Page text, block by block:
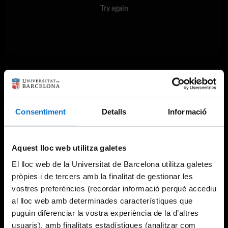
Consentiment Detalls Informació
Aquest lloc web utilitza galetes
El lloc web de la Universitat de Barcelona utilitza galetes
pròpies i de tercers amb la finalitat de gestionar les
vostres preferències (recordar informació perquè accediu
al lloc web amb determinades característiques que
puguin diferenciar la vostra experiència de la d’altres
usuaris), amb finalitats estadístiques (analitzar com
Try again